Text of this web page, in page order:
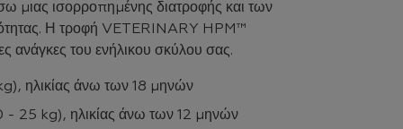
μιας ισορροπημένης διατροφής και των
Η τροφή VETERINARY HPM™
ανάγκες του ενήλικου σκύλου σας.
ηλικίας άνω των 18 μηνών
- 25 kg), ηλικίας άνω των 12 μηνών